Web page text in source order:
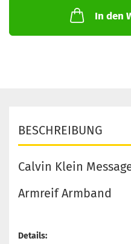
In den
BESCHREIBUNG
Calvin Klein
Armreif Armband
Details: